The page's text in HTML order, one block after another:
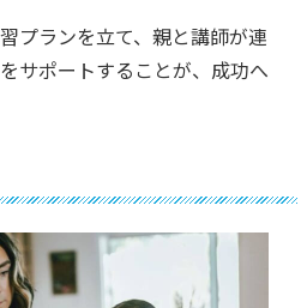
プランを立て、親と講師が連
サポートすることが、成功へ